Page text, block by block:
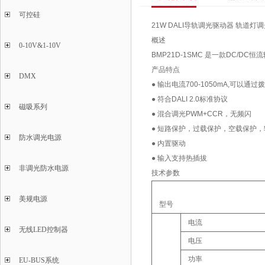
可控硅
0-10V&1-10V
DMX
磁吸系列
防水调光电源
非调光防水电源
美规电源
无线LED控制器
EU-BUS系统
21W DALI导轨调光驱动器 轨道灯
概述
BMP21D-1SMC 是一款DC/DC恒
产品特点
● 输出电流700-1050mA,可以通过
● 符合DALI 2.0标准协议
● 混合调光PWM+CCR，无频闪
● 短路保护，过载保护，空载保护
● 内置驱动
● 输入支持热插拔
技术参数
型号
电流
电压
功率